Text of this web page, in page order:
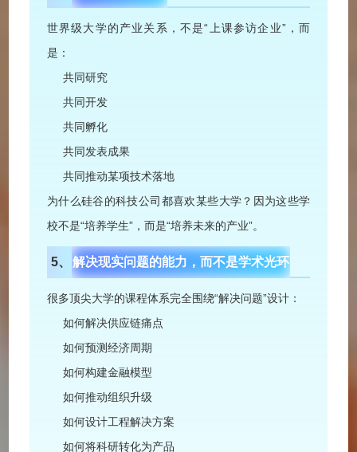
世界级大学的产业关系，不是“上课参访企业”，而
是：
共同研究
共同开发
共同孵化
共同发表成果
共同推动某项技术落地
为什么硅谷的科技公司都喜欢某些大学？因为这些学
校不是“培养学生”，而是“培养未来的产业”。
5、 解决现实问题的能力， 而不是学术光环
很多顶尖大学的课程体系完全围绕“解决问题”设计：
如何解决供应链痛点
如何预测经济周期
如何构建金融模型
如何推动组织升级
如何设计工程解决方案
如何将科研转化为产品